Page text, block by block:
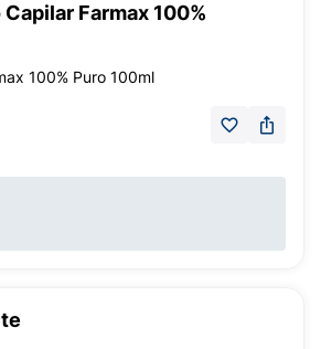
Farmax 100%
100% Puro 100ml